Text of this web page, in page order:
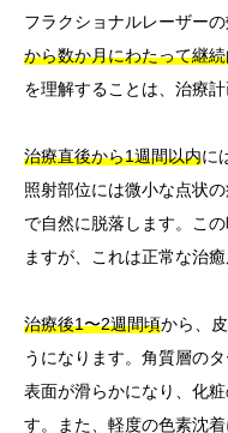
フラクショナルレーザー
から数か月にわたって継
を理解することは、治療
治療直後から1週間以内に
照射部位には微小な点状
で自然に脱落します。こ
ますが、これは正常な治癒
治療後1〜2週間頃から、
うになります。角質層の
表面が滑らかになり、化
す。また、軽度の色素沈